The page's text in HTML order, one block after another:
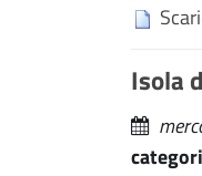
Isola